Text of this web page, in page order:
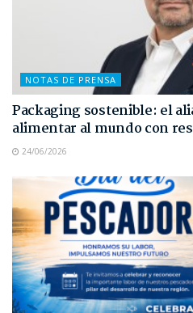
NOTAS DE PRENSA
Packaging sostenible: el
alimentar al mundo con
24/06/2026